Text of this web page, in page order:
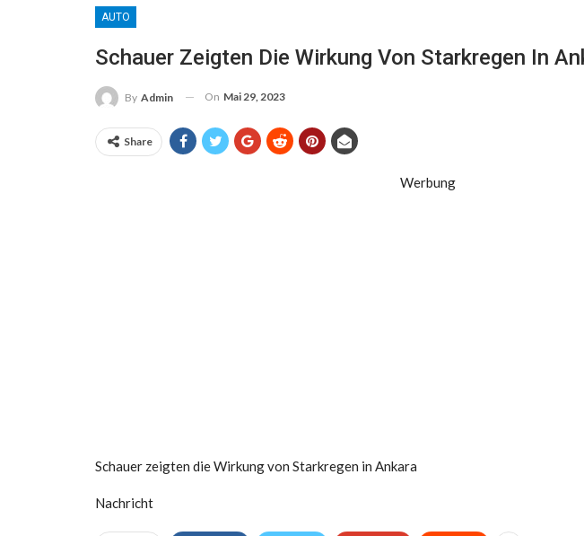
AUTO
Schauer Zeigten Die Wirkung Von Starkregen In
By Admin On Mai 29, 2023
Share
Werbung
Schauer zeigten die Wirkung von Starkregen in Ankara
Nachricht